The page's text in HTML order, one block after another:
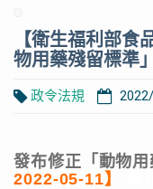
【衛生福利部食
物用藥殘留標準
政令法規
發布修正「動物用
2022-05-11】